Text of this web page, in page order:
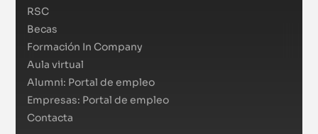
RSC
Becas
Formación In Company
Aula virtual
Alumni: Portal de empleo
Empresas: Portal de empleo
Contacta